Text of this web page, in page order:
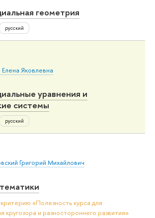
геометрия
русский
Елена Яковлевна
уравнения и
системы
русский
Григорий Михайлович
«Полезность курса для
кругозора и разностороннего развития»